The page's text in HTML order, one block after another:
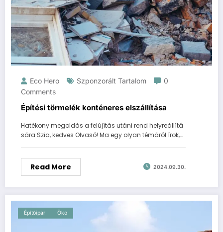
Eco Hero Szponzorált Tartalom
0
Comments
Építési törmelék konténeres elszállítása
Hatékony megoldás a felújítás utáni rend helyreállítá
sára Szia, kedves Olvasó! Ma egy olyan témáról írok,…
Read More 2024.09.30.
Építőipar Öko